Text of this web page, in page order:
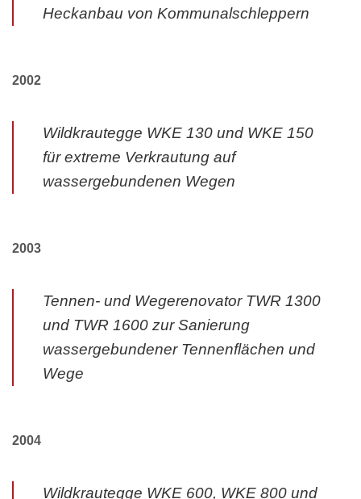
Heckanbau von Kommunalschleppern
2002
Wildkrautegge WKE 130 und WKE 150
für extreme Verkrautung auf
wassergebundenen Wegen
2003
Tennen- und Wegerenovator TWR 1300
und TWR 1600 zur Sanierung
wassergebundener Tennenflächen und
Wege
2004
Wildkrautegge WKE 600, WKE 800 und